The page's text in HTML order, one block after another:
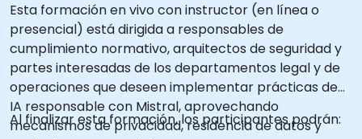
Esta formación en vivo con instructor (en línea o
presencial) está dirigida a responsables de
cumplimiento normativo, arquitectos de seguridad y
partes interesadas de los departamentos legal y de
operaciones que deseen implementar prácticas de
IA responsable con Mistral, aprovechando
mecanismos de privacidad, residencia de datos y
Al finalizar esta formación, los participantes podrán: